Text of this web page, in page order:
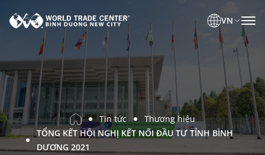
VN
Tin tức
Thương hiệu
TỔNG KẾT HỘI NGHỊ KẾT NỐI ĐẦU TƯ TỈNH BÌNH
DƯƠNG 2021